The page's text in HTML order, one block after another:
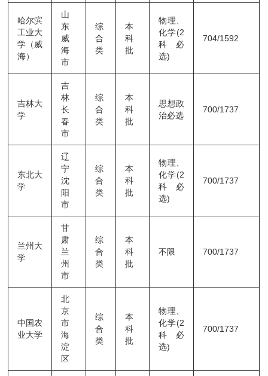
哈尔滨
工业大
学（威
海）
山
东
威
海
市
综
合
类
本
科
批
物理、
化学(2
科必
选)
704/1592
吉林大
学
吉
林
长
春
市
综
合
类
本
科
批
思想政
治必选
700/1737
东北大
学
辽
宁
沈
阳
市
综
合
类
本
科
批
物理、
化学(2
科必
选)
700/1737
兰州大
学
甘
肃
兰
州
市
综
合
类
本
科
批
不限 700/1737
中国农
业大学
北
京
市
海
淀
区
综
合
类
本
科
批
物理、
化学(2
科必
选)
700/1737